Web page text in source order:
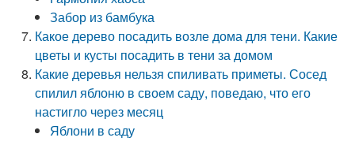
Забор из бамбука
Какое дерево посадить возле дома для тени. Какие
цветы и кусты посадить в тени за домом
Какие деревья нельзя спиливать приметы. Сосед
спилил яблоню в своем саду, поведаю, что его
настигло через месяц
Яблони в саду